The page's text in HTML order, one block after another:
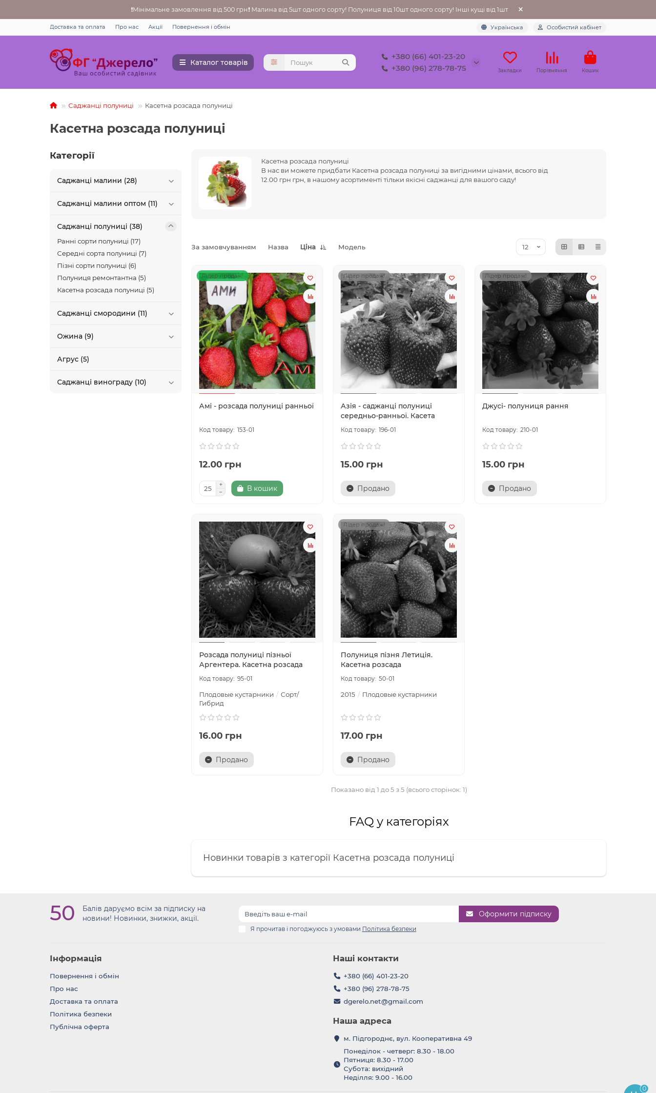
❗Мінімальне замовлення від 500 грн❗ Малина від 5шт одного сорту! Полуниця від 10шт одного сорту! Інші кущі від 1шт
Доставка та оплата Про нас Акції Повернення i обмін Українська Особистий кабінет
Каталог товарів
+380 (66) 401-23-20
+380 (96) 278-78-75
Закладки Порівняння Кошик
Саджанці полуниці Касетна розсада полуниці
Касетна розсада полуниці
Категорії
Саджанці малини (28)
Саджанці малини оптом (11)
Саджанці полуниці (38)
Ранні сорти полуниці (17)
Середні сорта полуниці (7)
Пізні сорти полуниці (6)
Полуниця ремонтантна (5)
Касетна розсада полуниці (5)
Саджанці смородини (11)
Ожина (9)
Агрус (5)
Саджанці винограду (10)
Касетна розсада полуниці
В нас ви можете придбати Касетна розсада полуниці за вигідними цінами, всього від
12.00 грн грн, в нашому асортименті тільки якісні саджанці для вашого саду!
За замовчуванням Назва Ціна Модель
Лідер продаж!
Амі - розсада полуниці ранньої
153-01
12.00 грн
В кошик
Лідер продаж!
Азія - саджанці полуниці
середньо-ранньої. Касета
196-01
15.00 грн
Продано
Лідер продаж!
Джусі- полуниця рання
210-01
15.00 грн
Продано
Розсада полуниці пізньої
Аргентера. Касетна розсада
95-01
Плодовые кустарники
Сорт/
Гибрид
16.00 грн
Продано
Лідер продаж!
Полуниця пізня Летиція.
Касетна розсада
50-01
2015 Плодовые кустарники
17.00 грн
Продано
Показано від 1 до 5 з 5 (всього сторінок: 1)
FAQ у категоріях
Новинки товарів з категорії Касетна розсада полуниці
50
Балів даруємо всім за підписку на
новини! Новинки, знижки, акції.
Оформити підписку
Я прочитав і погоджуюсь з умовами Політика безпеки
Інформація
Повернення i обмін
Про нас
Доставка та оплата
Політика безпеки
Публічна оферта
Наші контакти
+380 (66) 401-23-20
+380 (96) 278-78-75
dgerelo.net@gmail.com
Наша адреса
м. Підгороднє, вул. Кооперативна 49
Понеділок - четверг: 8.30 - 18.00
Пятниця: 8.30 - 17.00
Субота: вихідний
Неділля: 9.00 - 16.00
0